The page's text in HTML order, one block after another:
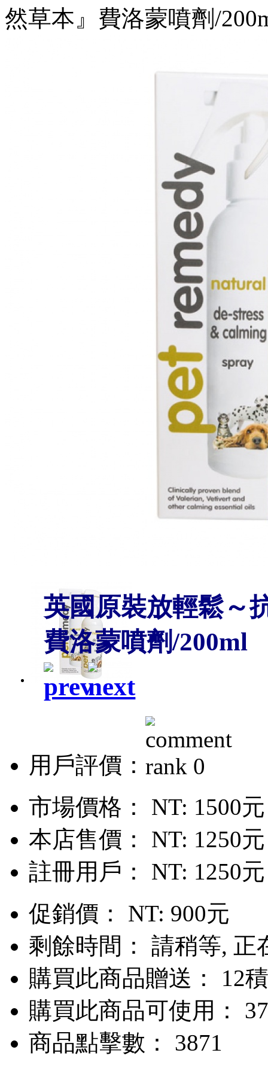
然草本』費洛蒙噴劑/
英國原裝放輕鬆～
費洛蒙噴劑/200ml
用戶評價：
市場價格： NT: 1500元
本店售價： NT: 1250元
註冊用戶： NT: 1250元
促銷價： NT: 900元
剩餘時間： 請稍等, 正
購買此商品贈送： 12
購買此商品可使用：
商品點擊數： 3871